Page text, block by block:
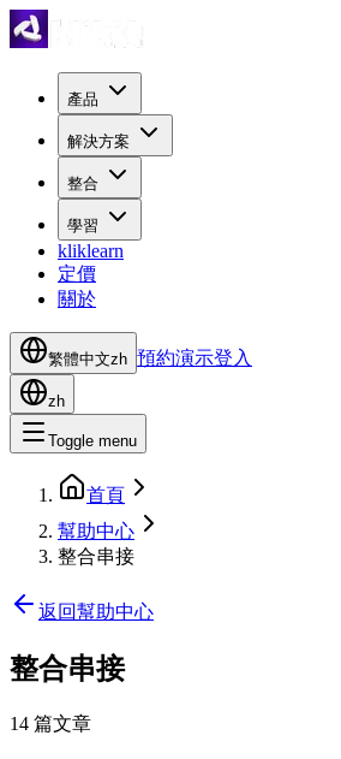
產品
解決方案
整合
學習
kliklearn
定價
關於
繁體中文zh 預約演示登入
zh
Toggle menu
首頁
幫助中心
整合串接
返回幫助中心
整合串接
14 篇文章